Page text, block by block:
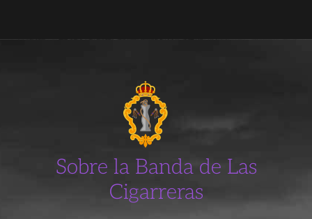
Sobre la Banda de Las
Cigarreras